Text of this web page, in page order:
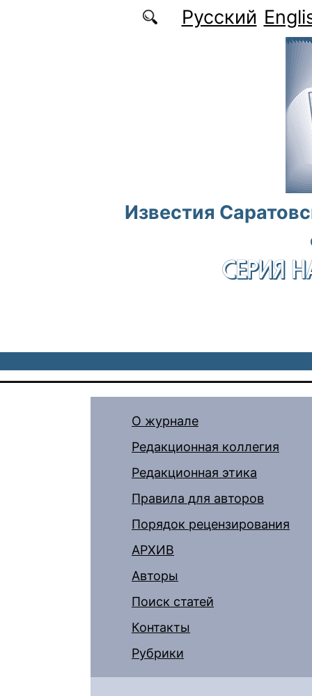
Перейти к основному содержаниюРусский
Известия
СЕРИЯ
О журнале
Редакционная коллегия
Редакционная этика
Правила для авторов
Порядок рецензирования
АРХИВ
Авторы
Поиск статей
Контакты
Рубрики